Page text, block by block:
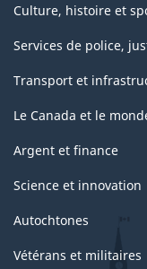
Culture, histoire et
Services de police,
Transport et
Le Canada et le
Argent et finance
Science et innovation
Autochtones
Vétérans et militaires